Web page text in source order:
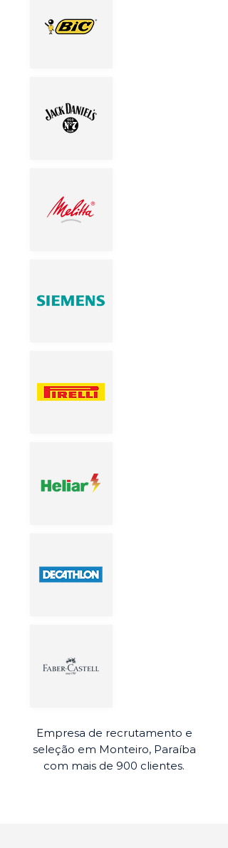
Empresa de recrutamento e
seleção em Monteiro, Paraíba
com mais de 900 clientes.